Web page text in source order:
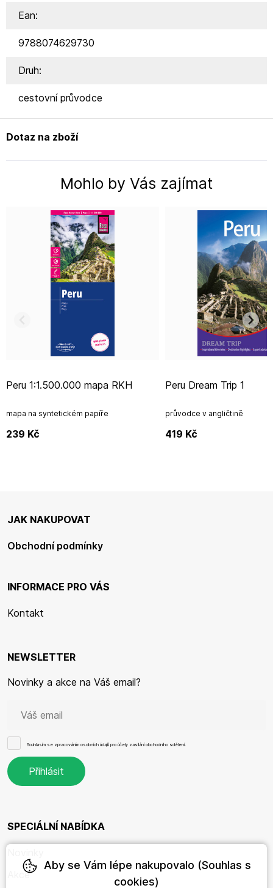
Ean:
9788074629730
Druh:
cestovní průvodce
Dotaz na zboží
Mohlo by Vás zajímat
Peru 1:1.500.000 mapa RKH
mapa na syntetickém papíře
239 Kč
Peru Dream Trip 1
průvodce v angličtině
419 Kč
JAK NAKUPOVAT
Obchodní podmínky
INFORMACE PRO VÁS
Kontakt
NEWSLETTER
Novinky a akce na Váš email?
Souhlasím se zpracováním osobních údajů pro účely zasílání obchodního sdělení.
SPECIÁLNÍ NABÍDKA
Akce
Aby se Vám lépe nakupovalo (Souhlas s
cookies)